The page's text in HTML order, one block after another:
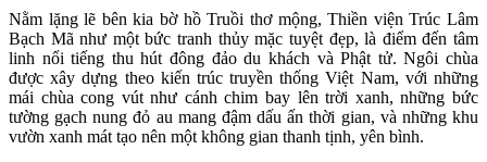
Nằm lặng lẽ bên kia bờ hồ Truồi thơ mộng, Thiền viện Trúc Lâm
Bạch Mã như một bức tranh thủy mặc tuyệt đẹp, là điểm đến tâm
linh nổi tiếng thu hút đông đảo du khách và Phật tử. Ngôi chùa
được xây dựng theo kiến trúc truyền thống Việt Nam, với những
mái chùa cong vút như cánh chim bay lên trời xanh, những bức
tường gạch nung đỏ au mang đậm dấu ấn thời gian, và những khu
vườn xanh mát tạo nên một không gian thanh tịnh, yên bình.